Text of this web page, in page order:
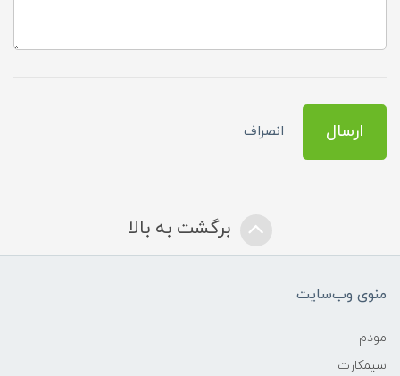
ارسال انصراف
برگشت به بالا
منوی وب‌سایت
مودم
سیمکارت